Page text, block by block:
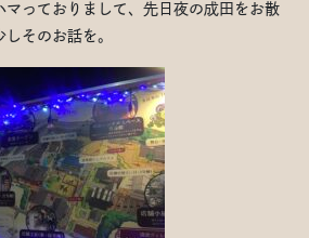
マっておりまして、先日夜の成田をお散
そのお話を。